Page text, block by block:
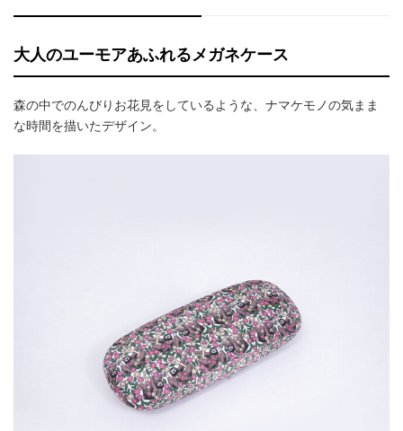
大人のユーモアあふれるメガネケース
森の中でのんびりお花見をしているような、ナマケモノの気まま
な時間を描いたデザイン。